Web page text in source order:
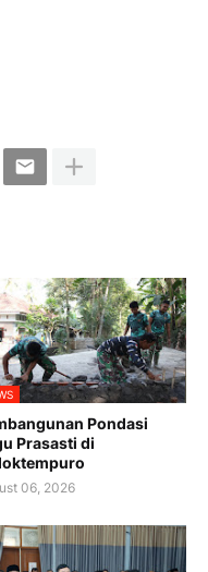
Pondasi
Prasasti di
06, 2026